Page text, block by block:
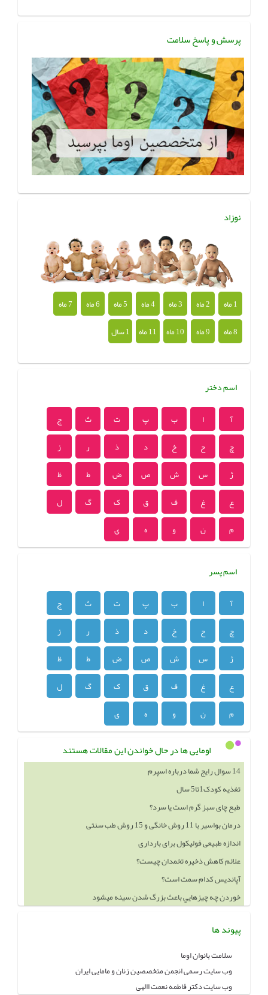
پرسش و پاسخ سلامت
نوزاد
1 ماه 2 ماه 3 ماه 4 ماه 5 ماه 6 ماه
7 ماه
8 ماه
9 ماه 10 ماه 11 ماه 1 سال
اسم دختر
آ ا ب پ ت ث
ج
چ
ح خ د ذ ر
ز
ژ
س ش ص ض ط
ظ
ع
غ ف ق ک گ
ل
م
ن و ه ی
اسم پسر
آ ا ب پ ت ث
ج
چ
ح خ د ذ ر
ز
ژ
س ش ص ض ط
ظ
ع
غ ف ق ک گ
ل
م
ن و ه ی
اومایی ها در حال خواندن این مقالات هستند
14 سوال رایج شما درباره اسپرم
تغذیه کودک1تا5 سال
طبع چای سبز گرم است یا سرد؟
درمان بواسیر با 11 روش خانگی و 15 روش طب سنتی
اندازه طبیعی فولیکول برای بارداری
علائم کاهش ذخیره تخمدان چیست؟
آپاندیس کدام سمت است؟
خوردن چه چيزهايي باعث بزرگ شدن سينه ميشود
پیوند ها
سلامت بانوان اوما
وب سایت رسمی انجمن متخصصین زنان و مامایی ایران
وب سایت دکتر فاطمه نعمت االهی